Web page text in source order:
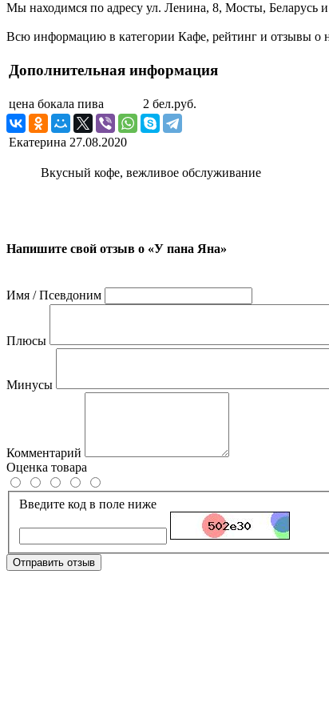
Мы находимся по адресу ул. Ленина, 8, Мосты, Беларусь
Всю информацию в категории Кафе, рейтинг и отзывы о
Дополнительная информация
цена бокала пива 2 бел.руб.
Екатерина 27.08.2020
Вкусный кофе, вежливое обслуживание
Напишите свой отзыв о «У пана Яна»
Имя / Псевдоним
Плюсы
Минусы
Комментарий
Оценка товара
Введите код в поле ниже
Отправить отзыв